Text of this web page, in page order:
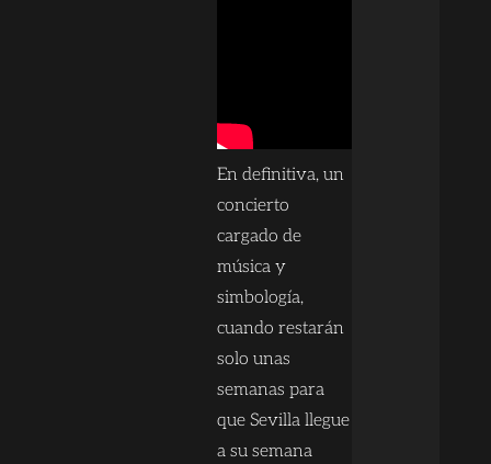
En definitiva, un
concierto
cargado de
música y
simbología,
cuando restarán
solo unas
semanas para
que Sevilla llegue
a su semana